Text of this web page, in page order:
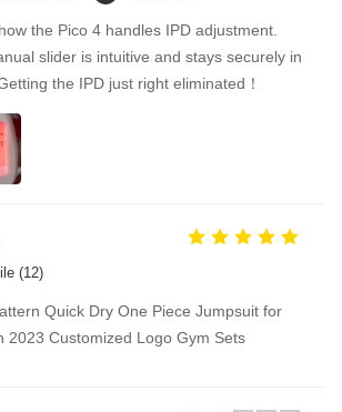
the Pico 4 handles IPD adjustment.
slider is intuitive and stays securely in
the IPD just right eliminated！
(12)
Quick Dry One Piece Jumpsuit for
2023 Customized Logo Gym Sets